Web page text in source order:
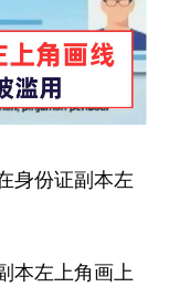
身份证副本左
本左上角画上